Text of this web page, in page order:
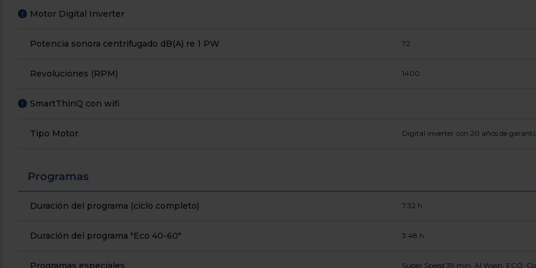
! Motor Digital Inverter
Potencia sonora centrifugado dB(A) re 1 PW 72
Revoluciones (RPM) 1400
! SmartThinQ con wifi
Tipo Motor Digital inverter con 20 años de
Programas
Duración del programa (ciclo completo) 7.32 h
Duración del programa "Eco 40-60" 3.48 h
Programas especiales Super Speed 39 min, AI Wash, ECO,